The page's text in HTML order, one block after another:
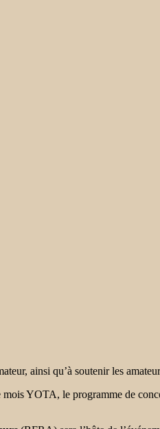
ainsi qu’à soutenir les
mois YOTA, le programme de